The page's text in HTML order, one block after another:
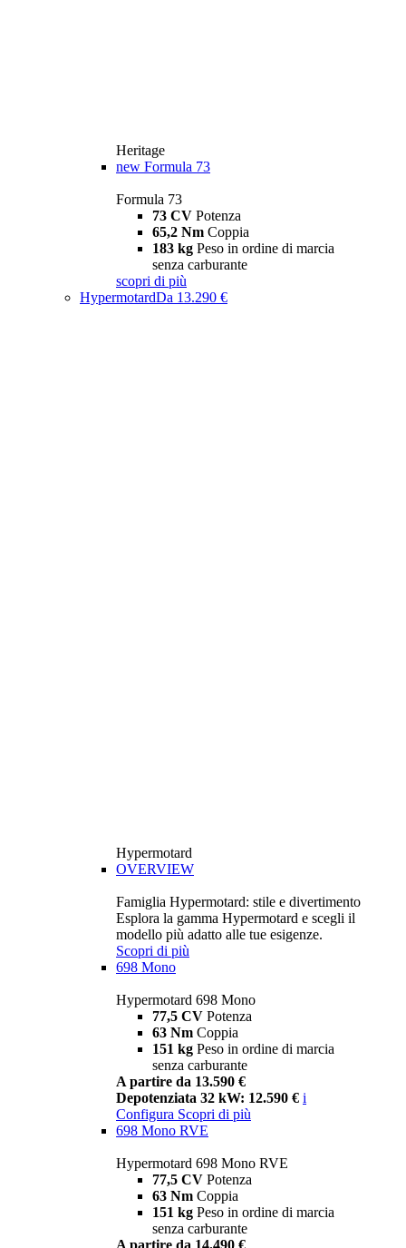
Heritage
new Formula 73
Formula 73
73 CV Potenza
65,2 Nm Coppia
183 kg Peso in ordine di marcia
senza carburante
scopri di più
HypermotardDa 13.290 €
Hypermotard
OVERVIEW
Famiglia Hypermotard: stile e divertimento
Esplora la gamma Hypermotard e scegli il
modello più adatto alle tue esigenze.
Scopri di più
698 Mono
Hypermotard 698 Mono
77,5 CV Potenza
63 Nm Coppia
151 kg Peso in ordine di marcia
senza carburante
A partire da 13.590 €
Depotenziata 32 kW: 12.590 € i
Configura Scopri di più
698 Mono RVE
Hypermotard 698 Mono RVE
77,5 CV Potenza
63 Nm Coppia
151 kg Peso in ordine di marcia
senza carburante
A partire da 14.490 €